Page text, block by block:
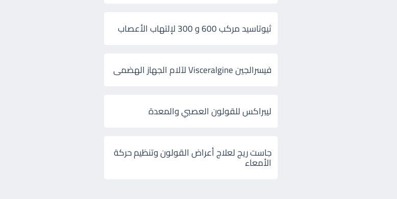
ثيوتاسيد مركب 600 و 300 لإلتهاب الأعصاب
فيسرالجين Visceralgine لآلام الجهاز الهضمى
ليبراكس للقولون العصبي والمعدة
جاست ريج لعلاج أعراض القولون وتنظيم حركة
الأمعاء